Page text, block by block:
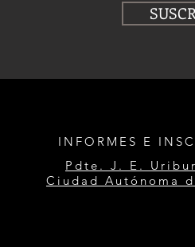
INFORMES E
Pdte. J. E.
Ciudad Autónoma